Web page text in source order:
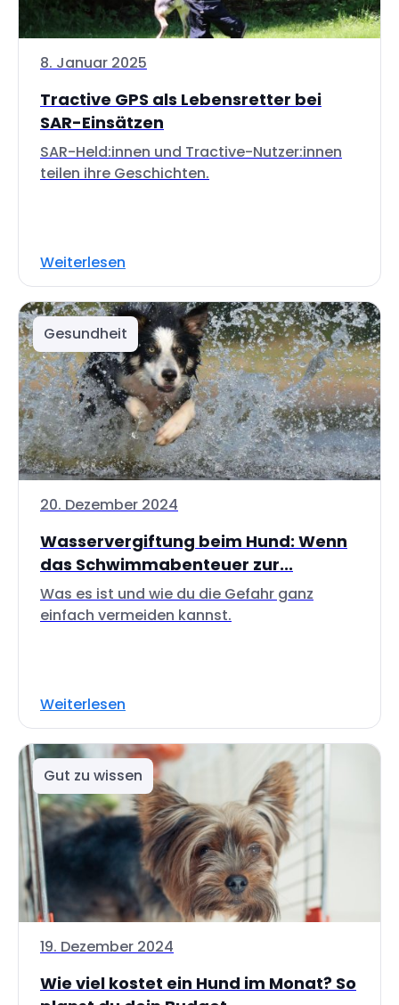
8. Januar 2025
Tractive GPS als Lebensretter bei
SAR-Einsätzen
SAR-Held:innen und Tractive-Nutzer:innen
teilen ihre Geschichten.
Weiterlesen
Gesundheit
20. Dezember 2024
Wasservergiftung beim Hund: Wenn
das Schwimmabenteuer zur...
Was es ist und wie du die Gefahr ganz
einfach vermeiden kannst.
Weiterlesen
Gut zu wissen
19. Dezember 2024
Wie viel kostet ein Hund im Monat? So